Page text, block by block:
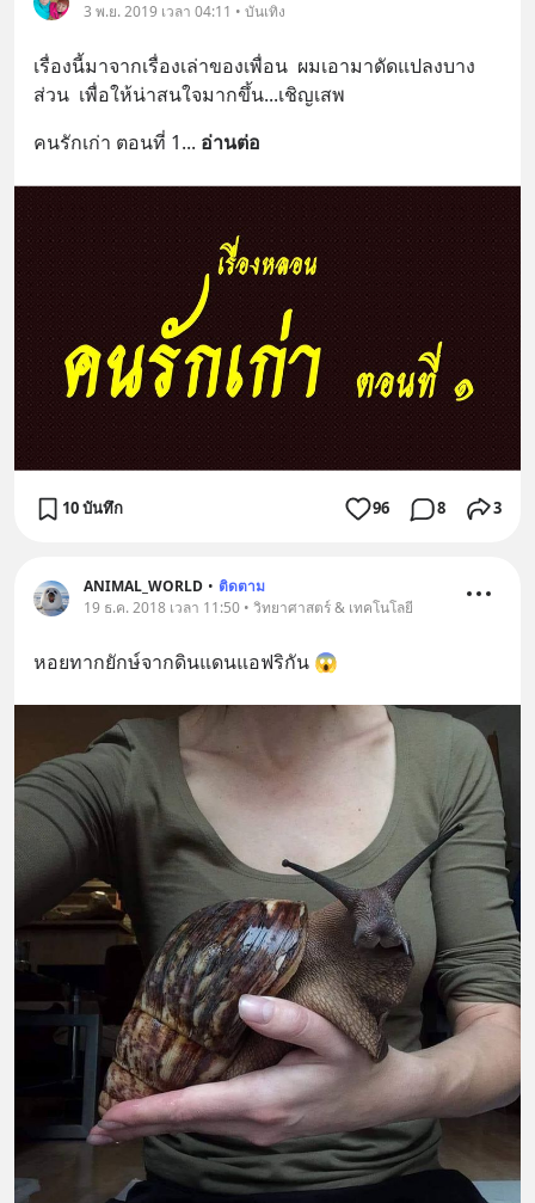
3 พ.ย. 2019 เวลา 04:11 • บันเทิง
เรื่องนี้มาจากเรื่องเล่าของเพื่อน  ผมเอามาดัดแปลงบาง
ส่วน  เพื่อให้น่าสนใจมากขึ้น...เชิญเสพ
คนรักเก่า ตอนที่ 1... อ่านต่อ
10 บันทึก 96 8 3
ANIMAL_WORLD • ติดตาม
19 ธ.ค. 2018 เวลา 11:50 • วิทยาศาสตร์ & เทคโนโลยี
หอยทากยักษ์จากดินแดนแอฟริกัน 😱